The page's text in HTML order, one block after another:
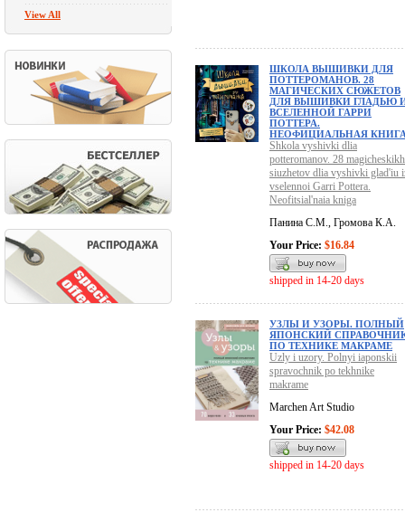
View All
ШКОЛА ВЫШИВКИ ДЛЯ
ПОТТЕРОМАНОВ. 28
МАГИЧЕСКИХ СЮЖЕТОВ
ДЛЯ ВЫШИВКИ ГЛАДЬЮ
ВСЕЛЕННОЙ ГАРРИ
ПОТТЕРА.
НЕОФИЦИАЛЬНАЯ
Shkola vyshivki dlia
potteromanov. 28 magicheskikh
siuzhetov dlia vyshivki glad'iu
vselennoi Garri Pottera.
Neofitsial'naia kniga
Панина С.М., Громова К.А.
Your Price: $16.84
shipped in 14-20 days
УЗЛЫ И УЗОРЫ. ПОЛНЫЙ
ЯПОНСКИЙ
ПО ТЕХНИКЕ МАКРАМЕ
Uzly i uzory. Polnyi iaponskii
spravochnik po tekhnike
makrame
Marchen Art Studio
Your Price: $42.08
shipped in 14-20 days